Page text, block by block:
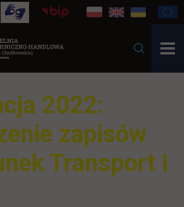
2022:
zapisów
Transport I